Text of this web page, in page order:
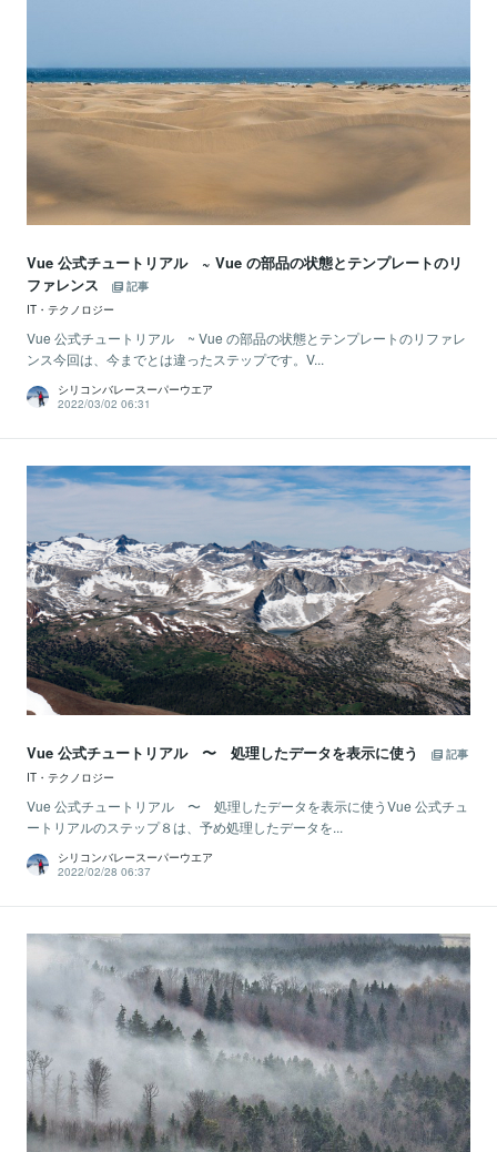
Vue 公式チュートリアル ~ Vue の部品の状態とテンプレートのリ
ファレンス
記事
IT・テクノロジー
Vue 公式チュートリアル ~ Vue の部品の状態とテンプレートのリファレ
ンス今回は、今までとは違ったステップです。V...
シリコンバレースーパーウエア
2022/03/02 06:31
Vue 公式チュートリアル 〜 処理したデータを表示に使う
記事
IT・テクノロジー
Vue 公式チュートリアル 〜 処理したデータを表示に使うVue 公式チュ
ートリアルのステップ８は、予め処理したデータを...
シリコンバレースーパーウエア
2022/02/28 06:37